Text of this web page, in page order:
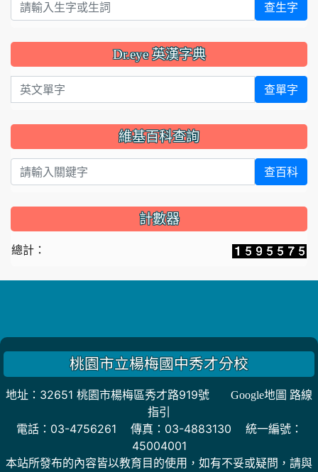
查生字
Dr.eye 英漢字典
英文單字 查單字
維基百科查詢
查百科
計數器
總計：
桃園市立楊梅國中秀才分校
地址：32651 桃園市楊梅區秀才路919號
Google地圖 路線
指引
電話：03-4756261 傳真：03-4883130 統一編號：
45004001
本站所發布的內容皆以教育目的使用，如有不妥或疑問，請與